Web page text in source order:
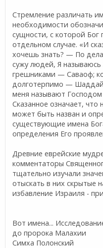
Стремление различать
необходимости
сущности, с которой
отдельном случае. «И
хочешь знать? — По
сужу людей, Я
грешниками — Саваоф;
долготерпимо —
меня называют
Сказанное означает,
может быть назван и
существующие имена
определения Его
Древние еврейские
комментаторы
тщательно изучали
отыскать в них скрытые
избавление Израиля -
Вот имена...
до пророка Малахии
Симха Полонский